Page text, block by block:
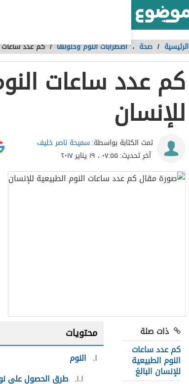
الرئيسية / صحة ،اضطرابات النوم وحلولها /كم عدد ساعات
كم عدد ساعات
للإنسان
تمت الكتابة بواسطة:سميحة ناصر خليف
آخر تحديث:٠٧:٥٥ ، ١٩ يناير ٢٠١٧
ذات صلة
كم عدد ساعات
النوم الطبيعية
للإنسان البالغ
محتويات
١ النوم
١.١ طرق الحصول على